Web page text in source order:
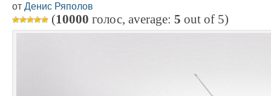
от Денис Ряполов
(10000 голос, average: 5 out of 5)